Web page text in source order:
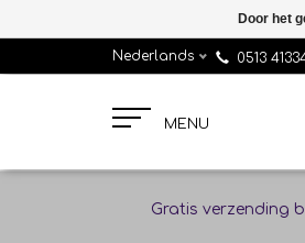
Nederlands 0513
MENU
Gratis verzending
Door het